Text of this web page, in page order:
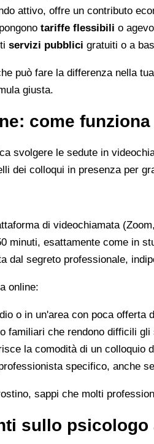
attivo, offre un contributo
tariffe flessibili o
servizi pubblici gratuiti o a
può fare la differenza nella
giusta.
come
svolgere le sedute in
dei colloqui in presenza per
di videochiamata
minuti, esattamente come in
dal segreto professionale,
online:
o in un'area con poca offerta
familiari che rendono difficili gli
la comodità di un colloquio
specifico, anche
sappi che molti
sullo psicologo